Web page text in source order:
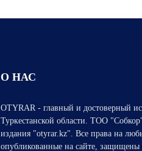
О НАС
OTYRAR - главный и достоверный
Туркестанской области. ТОО
издания "otyrar.kz". Все права на
опубликованные на сайте, защищены